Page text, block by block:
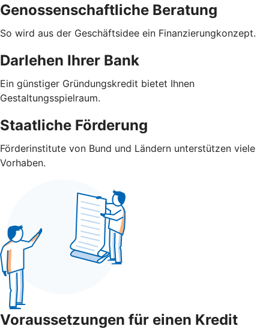
Genossenschaftliche Beratung
So wird aus der Geschäftsidee ein Finanzierungkonzept.
Darlehen Ihrer Bank
Ein günstiger Gründungskredit bietet Ihnen
Gestaltungsspielraum.
Staatliche Förderung
Förderinstitute von Bund und Ländern unterstützen viele
Vorhaben.
Voraussetzungen für einen Kredit